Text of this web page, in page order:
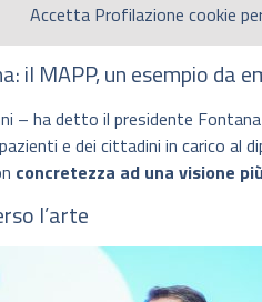
Accetta Profilazione cookie
il MAPP, un esempio da
– ha detto il presidente
e dei cittadini in carico al
concretezza ad una visione
l’arte